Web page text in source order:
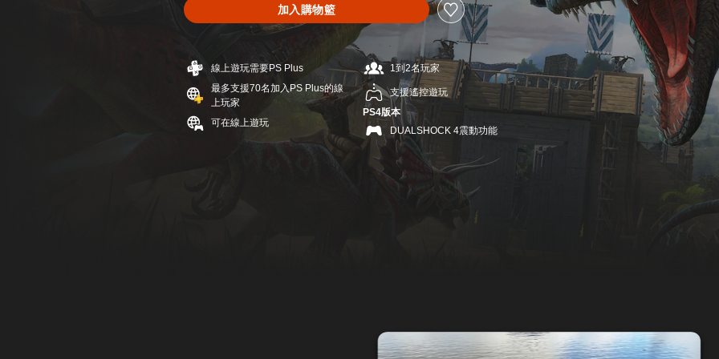
加入購物籃
線上遊玩需要PS Plus
最多支援70名加入PS Plus的線
上玩家
可在線上遊玩
1到2名玩家
支援遙控遊玩
PS4版本
DUALSHOCK 4震動功能